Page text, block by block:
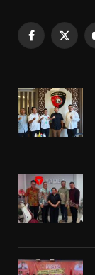
Facebook
X